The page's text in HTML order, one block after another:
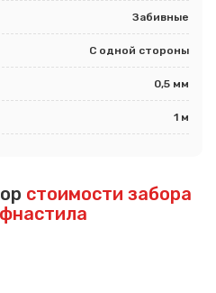
Забивные
С одной стороны
0,5 мм
1 м
стоимости забора